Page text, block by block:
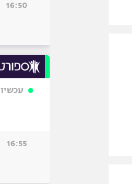
16:50
עכשיו
16:55